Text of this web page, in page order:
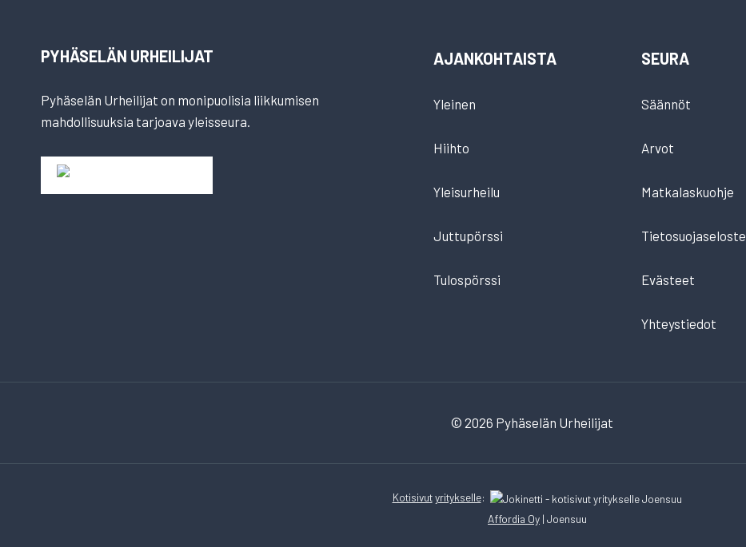
PYHÄSELÄN URHEILIJAT
Pyhäselän Urheilijat on monipuolisia liikkumisen
mahdollisuuksia tarjoava yleisseura.
AJANKOHTAISTA
Yleinen
Hiihto
Yleisurheilu
Juttupörssi
Tulospörssi
SEURA
Säännöt
Arvot
Matkalaskuohje
Tietosuojaseloste
Evästeet
Yhteystiedot
© 2026 Pyhäselän Urheilijat
Kotisivut yritykselle:
Affordia Oy | Joensuu